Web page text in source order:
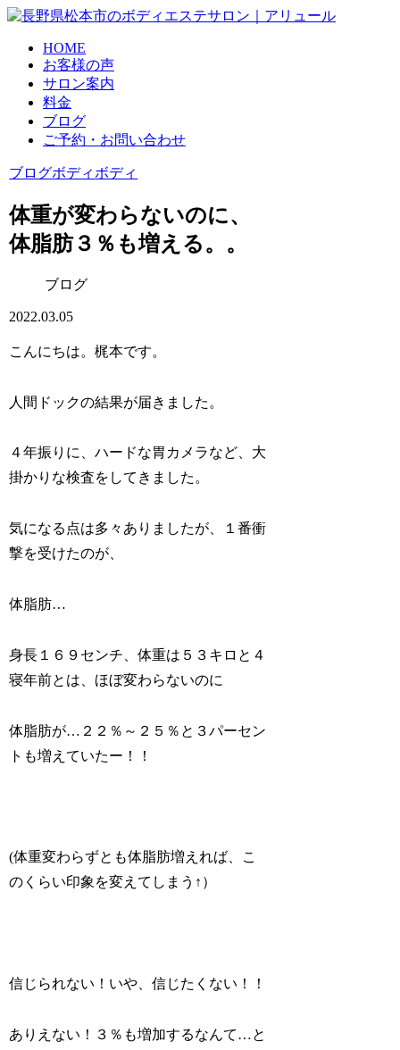
HOME
お客様の声
サロン案内
料金
ブログ
ご予約・お問い合わせ
ブログボディ ボディ
体重が変わらないのに、
体脂肪３％も増える。。
ブログ
2022.03.05
こんにちは。梶本です。
人間ドックの結果が届きました。
４年振りに、ハードな胃カメラなど、大
掛かりな検査をしてきました。
気になる点は多々ありましたが、１番衝
撃を受けたのが、
体脂肪…
身長１６９センチ、体重は５３キロと４
寝年前とは、ほぼ変わらないのに
体脂肪が…２２％～２５％と３パーセン
トも増えていたー！！
(体重変わらずとも体脂肪増えれば、こ
のくらい印象を変えてしまう↑）
信じられない！いや、信じたくない！！
ありえない！３％も増加するなんて…と